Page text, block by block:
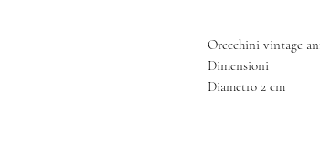
Orecchini vintage
Dimensioni
Diametro 2 cm